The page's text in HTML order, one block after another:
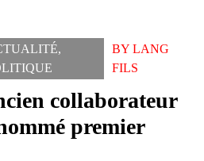
,
BY LANG
FILS
collaborateur
premier